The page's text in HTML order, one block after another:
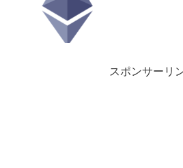
スポンサーリ